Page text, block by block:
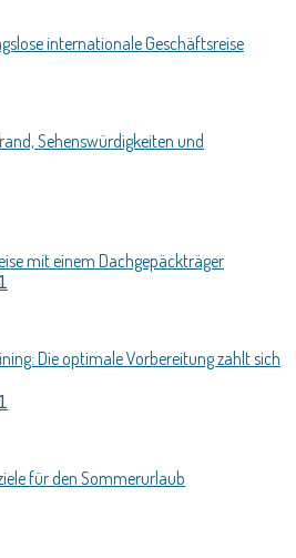
internationale Geschäftsreise
Sehenswürdigkeiten und
mit einem Dachgepäckträger
Die optimale Vorbereitung zahlt sich
für den Sommerurlaub